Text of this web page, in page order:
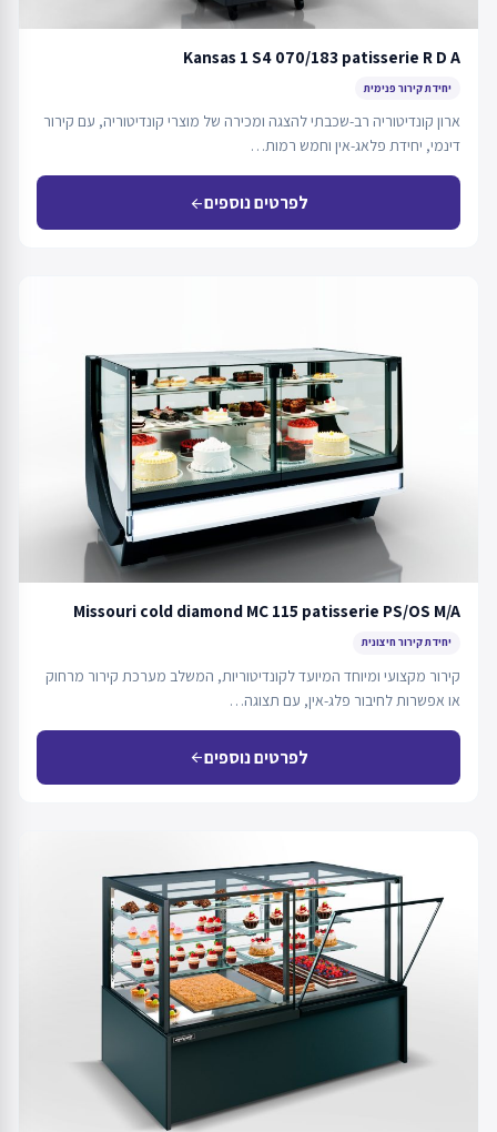
Kansas 1 S4 070/183 patisserie R D A
יחידת קירור פנימית
ארון קונדיטוריה רב-שכבתי להצגה ומכירה של מוצרי קונדיטוריה, עם קירור
דינמי, יחידת פלאג-אין וחמש רמות…
לפרטים נוספיםarrow_back
Missouri cold diamond MC 115 patisserie PS/OS M/A
יחידת קירור חיצונית
קירור מקצועי ומיוחד המיועד לקונדיטוריות, המשלב מערכת קירור מרחוק
או אפשרות לחיבור פלג-אין, עם תצוגה…
לפרטים נוספיםarrow_back